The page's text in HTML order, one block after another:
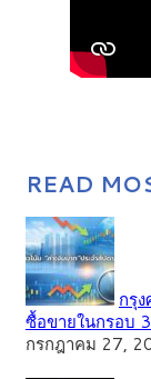
READ
กรุ
ซื้อขายในกรอบ
กรกฎาคม 27,